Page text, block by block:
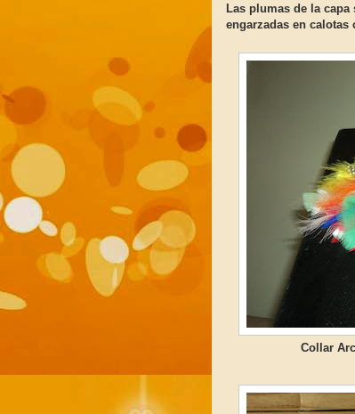
Las plumas de la
engarzadas en calotas
Collar